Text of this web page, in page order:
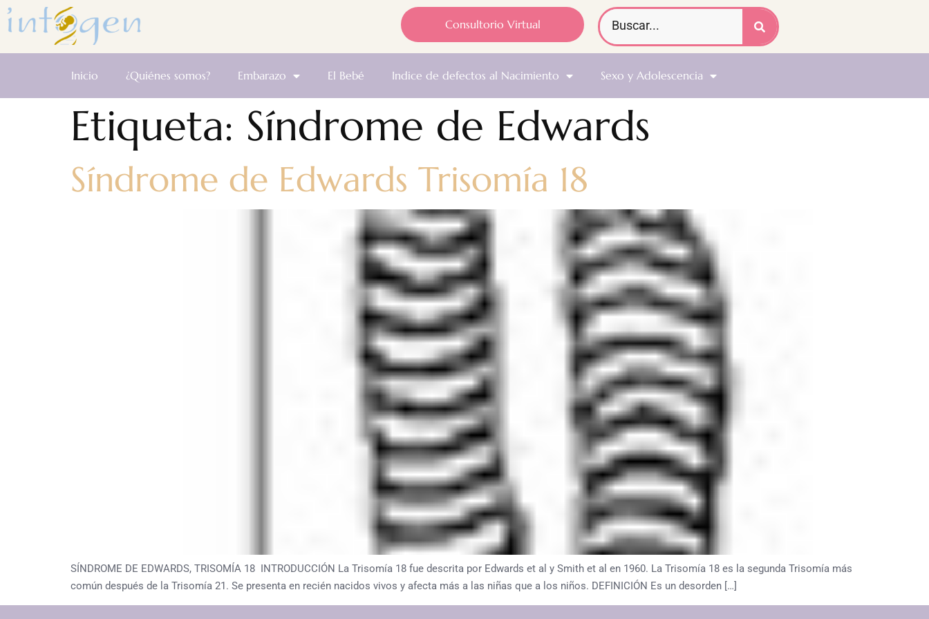
Consultorio Virtual
Inicio ¿Quiénes somos? Embarazo El Bebé Indice de defectos al Nacimiento Sexo y Adolescencia
Etiqueta: Síndrome de Edwards
Síndrome de Edwards Trisomía 18
SÍNDROME DE EDWARDS, TRISOMÍA 18 INTRODUCCIÓN La Trisomía 18 fue descrita por Edwards et al y Smith et al en 1960. La Trisomía 18 es la segunda Trisomía más
común después de la Trisomía 21. Se presenta en recién nacidos vivos y afecta más a las niñas que a los niños. DEFINICIÓN Es un desorden […]